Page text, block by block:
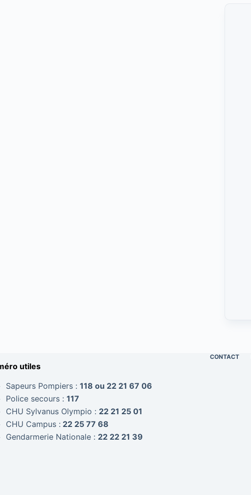
CONTACT
utiles
Sapeurs Pompiers : 118 ou 22 21 67 06
Police secours : 117
CHU Sylvanus Olympio : 22 21 25 01
CHU Campus : 22 25 77 68
Gendarmerie Nationale : 22 22 21 39